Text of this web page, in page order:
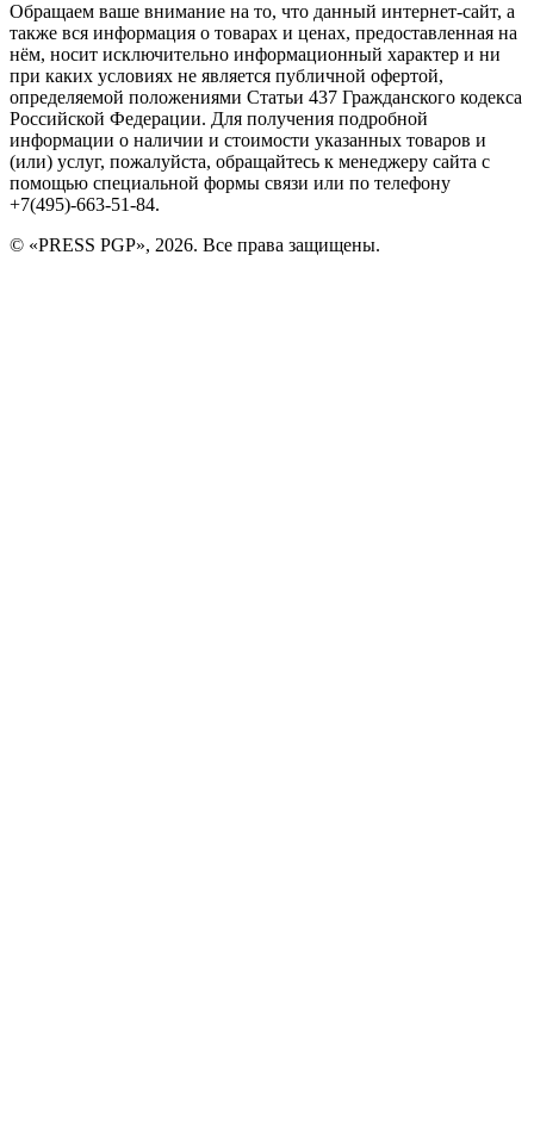
Обращаем ваше внимание на то, что данный интернет-сайт, а
также вся информация о товарах и ценах, предоставленная на
нём, носит исключительно информационный характер и ни
при каких условиях не является публичной офертой,
определяемой положениями Статьи 437 Гражданского кодекса
Российской Федерации. Для получения подробной
информации о наличии и стоимости указанных товаров и
(или) услуг, пожалуйста, обращайтесь к менеджеру сайта с
помощью специальной формы связи или по телефону
+7(495)-663-51-84.
© «PRESS PGP», 2026. Все права защищены.